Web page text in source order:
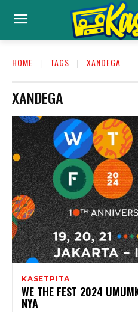
HOME TAGS XANDEGA
XANDEGA
KASETPITA
WE THE FEST 2024
NYA